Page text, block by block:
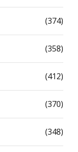
(374)
(358)
(412)
(370)
(348)